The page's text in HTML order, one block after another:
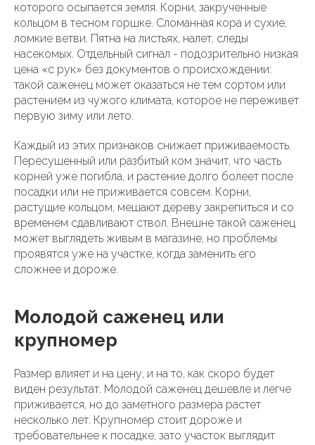
которого осыпается земля. Корни, закрученные
кольцом в тесном горшке. Сломанная кора и сухие,
ломкие ветви. Пятна на листьях, налет, следы
насекомых. Отдельный сигнал - подозрительно низкая
цена «с рук» без документов о происхождении:
такой саженец может оказаться не тем сортом или
растением из чужого климата, которое не переживет
первую зиму или лето.
Каждый из этих признаков снижает приживаемость.
Пересушенный или разбитый ком значит, что часть
корней уже погибла, и растение долго болеет после
посадки или не приживается совсем. Корни,
растущие кольцом, мешают дереву закрепиться и со
временем сдавливают ствол. Внешне такой саженец
может выглядеть живым в магазине, но проблемы
проявятся уже на участке, когда заменить его
сложнее и дороже.
Молодой саженец или
крупномер
Размер влияет и на цену, и на то, как скоро будет
виден результат. Молодой саженец дешевле и легче
приживается, но до заметного размера растет
несколько лет. Крупномер стоит дороже и
требовательнее к посадке, зато участок выглядит